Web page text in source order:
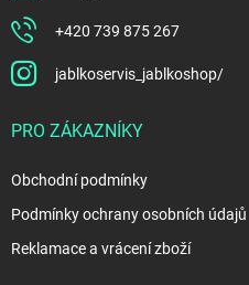
+420 739 875 267
jablkoservis_jablkoshop/
PRO ZÁKAZNÍKY
Obchodní podmínky
Podmínky ochrany osobních údajů
Reklamace a vrácení zboží